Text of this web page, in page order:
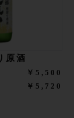
原酒
￥5,500
￥5,720